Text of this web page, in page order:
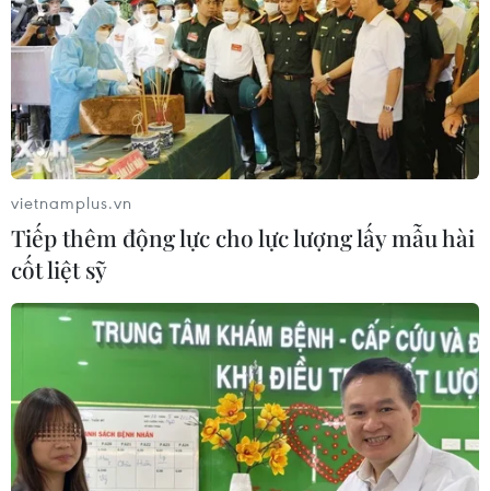
vietnamplus.vn
Tiếp thêm động lực cho lực lượng lấy mẫu hài
cốt liệt sỹ